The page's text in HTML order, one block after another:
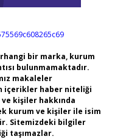
bir marka, kurum
bulunmamaktadır.
makaleler
içerikler haber niteliği
kişiler hakkında
kurum ve kişiler ile isim
Sitemizdeki bilgiler
taşımazlar.